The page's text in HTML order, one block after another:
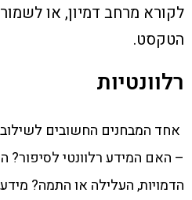
לקורא מרחב דמיון, או
הטקסט.
רלוונטיות
אחד המבחנים החשובים לשילוב
– האם המידע רלוונטי
הדמויות, העלילה או התמה?